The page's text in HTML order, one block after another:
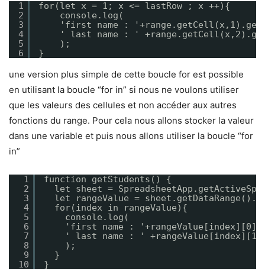
1
2
3
4
5
6
for(let x = 1; x <= lastRow ; x ++){
console.log(
'first name :
' last name : '
);
}
une version plus simple de cette boucle for est possible
en utilisant la boucle “for in” si nous ne voulons utiliser
que les valeurs des cellules et non accéder aux autres
fonctions du range. Pour cela nous allons stocker la valeur
dans une variable et puis nous allons utiliser la boucle “for
in”
1
2
3
4
5
6
7
8
9
10
function getStudents() {
let sheet =
let rangeValue =
for(index in rangeValue){
console.log(
'first name : '+rangeValue[index][0]
' last name : ' +rangeValue[index][1]
);
}
}